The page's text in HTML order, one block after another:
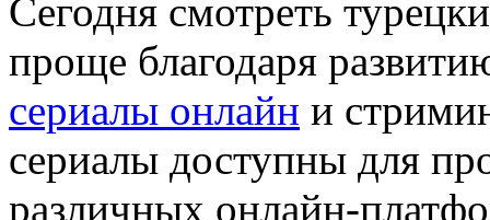
Сегодня смотреть
проще благодаря
сериалы онлайн и
сериалы доступны для
различных онлайн-